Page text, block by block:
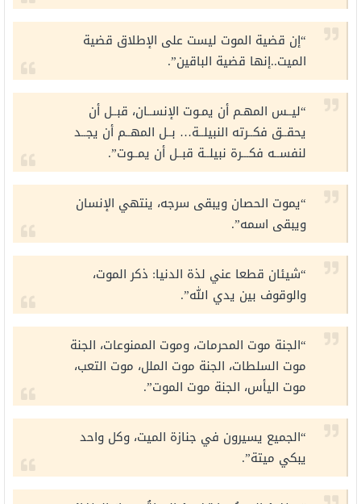
“إن قضية الموت ليست على الإطلاق قضية
الميت..إنها قضية الباقين”.
“ليــس المهـم أن يمـوت الإنســان، قبــل أن
يحقــق فكــرته النبيلــة… بــل المهــم أن يجــد
لنفســه فكـــرة نبيلــة قبــل أن يمــوت”.
“يموت الحصان ويبقى سرجه، ينتهي الإنسان
ويبقى اسمه”.
“شيئان قطعا عني لذة الدنيا: ذكر الموت،
والوقوف بين يدي الله”.
“الجنة موت المحرمات، وموت الممنوعات، الجنة
موت السلطات، الجنة موت الملل، موت التعب،
موت اليأس، الجنة موت الموت”.
“الجميع يسيرون في جنازة الميت، وكل واحد
يبكي ميتة”.